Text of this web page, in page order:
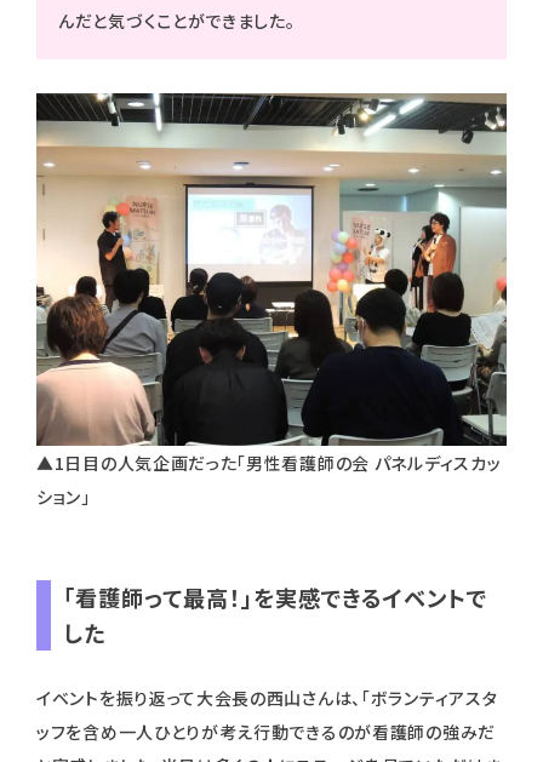
んだと気づくことができました。
▲1日目の人気企画だった「男性看護師の会 パネルディスカッ
ション」
「看護師って最高！」を実感できるイベントで
した
イベントを振り返って大会長の西山さんは、「ボランティアスタ
ッフを含め一人ひとりが考え行動できるのが看護師の強みだ